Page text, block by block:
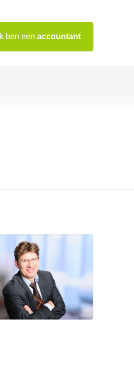
Ik ben een accountant